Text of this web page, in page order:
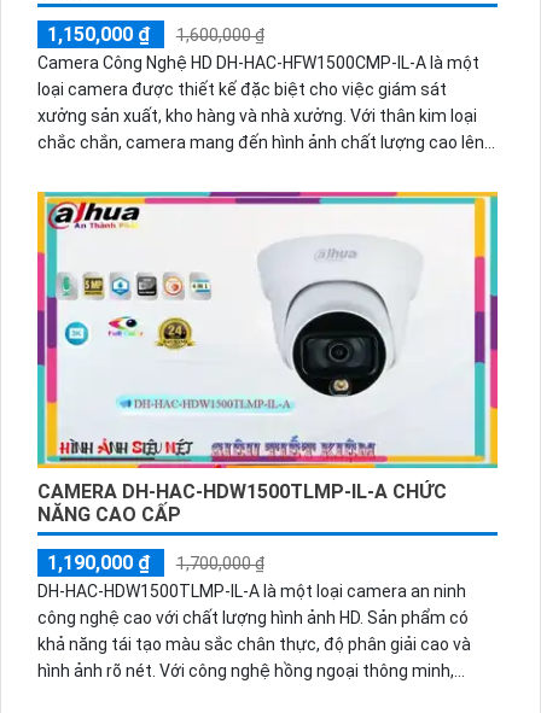
1,150,000 ₫
1,600,000 ₫
Camera Công Nghệ HD DH-HAC-HFW1500CMP-IL-A là một
loại camera được thiết kế đặc biệt cho việc giám sát
xưởng sản xuất, kho hàng và nhà xưởng. Với thân kim loại
chắc chắn, camera mang đến hình ảnh chất lượng cao lên
các trang bị AHD, CVI, TVI và BCS HD với giá cả phải
chăng.Đặc biệt, camera này được trang bị công nghệ thu
âm tốt nhất và có khả năng giảm thiểu tối đa nhiễu hình
ảnh. Với công nghệ thiếu sáng Full Color, camera đảm bảo
hiệu quả cao khi sử dụng cho công trình ban đêm. Thêm
vào đó, công nghệ ban đêm có màu ban đêm giúp cho
camera hoạt động tốt trong mọi điều kiện ánh sáng và
mang lại chất lượng hình ảnh tốt mọi lúc.
CAMERA DH-HAC-HDW1500TLMP-IL-A CHỨC
NĂNG CAO CẤP
1,190,000 ₫
1,700,000 ₫
DH-HAC-HDW1500TLMP-IL-A là một loại camera an ninh
công nghệ cao với chất lượng hình ảnh HD. Sản phẩm có
khả năng tái tạo màu sắc chân thực, độ phân giải cao và
hình ảnh rõ nét. Với công nghệ hồng ngoại thông minh,